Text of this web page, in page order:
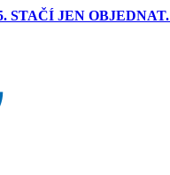
STAČÍ JEN OBJEDNAT.